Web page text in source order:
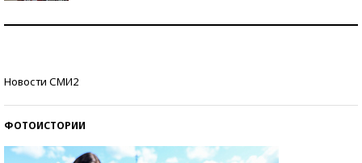
Новости СМИ2
ФОТОИСТОРИИ